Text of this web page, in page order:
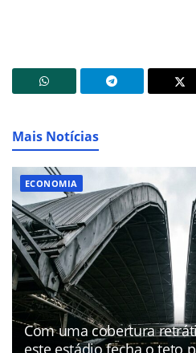
Mais Notícias
ECONOMIA
Com uma cobertura
este estádio fecha o teto